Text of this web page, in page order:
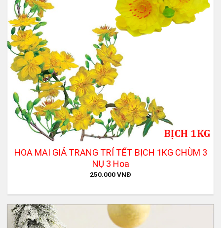
HOA MAI GIẢ TRANG TRÍ TẾT BỊCH 1KG CHÙM 3
NỤ 3 Hoa
250.000VNĐ